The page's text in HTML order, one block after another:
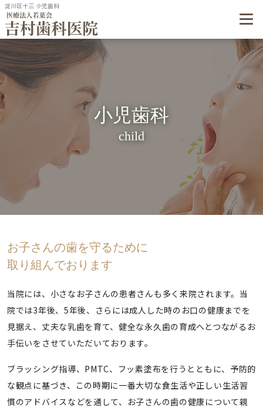
淀川区十三 小児歯科
小児歯科
child
お子さんの歯を守るために
取り組んでおります
当院には、小さなお子さんの患者さんも多く来院されます。当
院では3年後、5年後、さらには成人した時のお口の健康までを
見据え、丈夫な乳歯を育て、健全な永久歯の育成へとつながるお
手伝いをさせていただいております。
ブラッシング指導、PMTC、フッ素塗布を行うとともに、予防的
な観点に基づき、この時期に一番大切な食生活や正しい生活習
慣のアドバイスなどを通して、お子さんの歯の健康について親